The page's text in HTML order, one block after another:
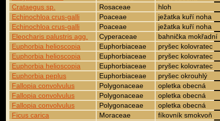
Crataegus sp.
Rosaceae
hloh
Echinochloa crus-galli
Poaceae
ježatka kuří noha
Echinochloa crus-galli
Poaceae
ježatka kuří noha
Eleocharis palustris agg.
Cyperaceae
bahnička mokřadní
Euphorbia helioscopia
Euphorbiaceae
pryšec kolovratec
Euphorbia helioscopia
Euphorbiaceae
pryšec kolovratec
Euphorbia helioscopia
Euphorbiaceae
pryšec kolovratec
Euphorbia peplus
Euphorbiaceae
pryšec okrouhlý
Fallopia convolvulus
Polygonaceae
opletka obecná
Fallopia convolvulus
Polygonaceae
opletka obecná
Fallopia convolvulus
Polygonaceae
opletka obecná
Ficus carica
Moraceae
fíkovník smokvoň